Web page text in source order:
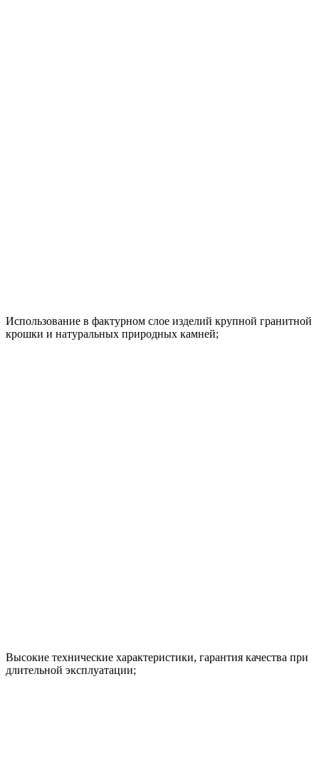
Использование в фактурном слое изделий крупной гранитной
крошки и натуральных природных камней;
Высокие технические характеристики, гарантия качества при
длительной эксплуатации;